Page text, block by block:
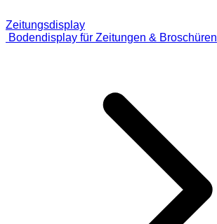
Zeitungsdisplay
Bodendisplay für Zeitungen & Broschüren